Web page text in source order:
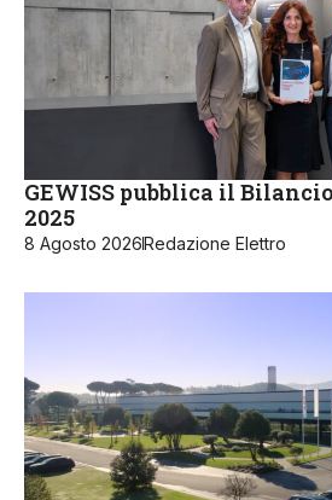
GEWISS pubblica il
2025
8 Agosto 2026Redazione Elettro